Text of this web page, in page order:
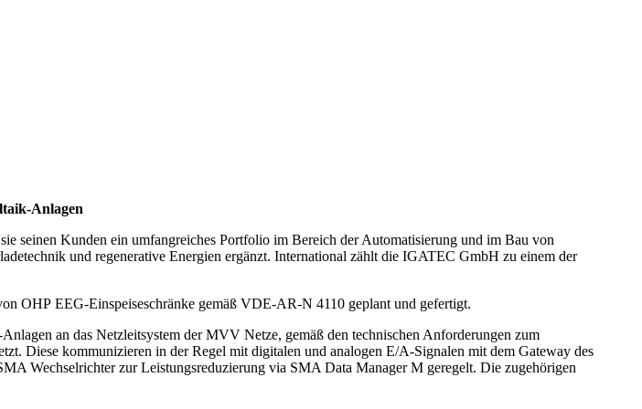
Anlagen
seinen Kunden ein umfangreiches Portfolio im Bereich der Automatisierung und im Bau von
und regenerative Energien ergänzt. International zählt die IGATEC GmbH zu einem der
OHP EEG-Einspeiseschränke gemäß VDE-AR-N 4110 geplant und gefertigt.
an das Netzleitsystem der MVV Netze, gemäß den technischen Anforderungen zum
Diese kommunizieren in der Regel mit digitalen und analogen E/A-Signalen mit dem Gateway des
Wechselrichter zur Leistungsreduzierung via SMA Data Manager M geregelt. Die zugehörigen